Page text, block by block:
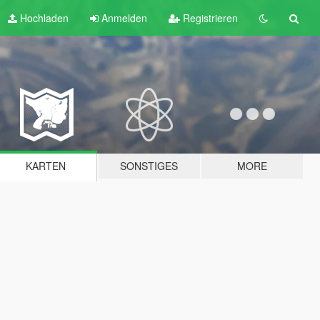
Hochladen Anmelden Registrieren
KARTEN SONSTIGES MORE